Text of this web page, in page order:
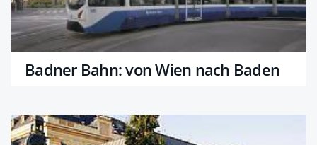
Badner Bahn: von Wien nach Baden